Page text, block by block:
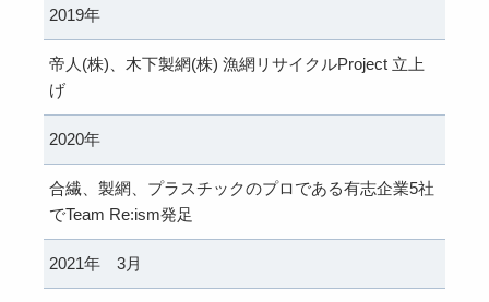
2019年
帝人(株)、木下製網(株) 漁網リサイクルProject 立上
げ
2020年
合繊、製網、プラスチックのプロである有志企業5社
でTeam Re:ism発足
2021年 3月